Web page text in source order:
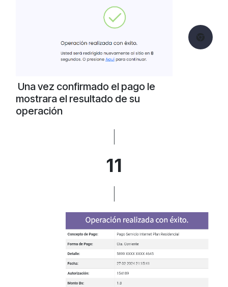
Una vez confirmado el pago le
mostrara el resultado de su
operación
11